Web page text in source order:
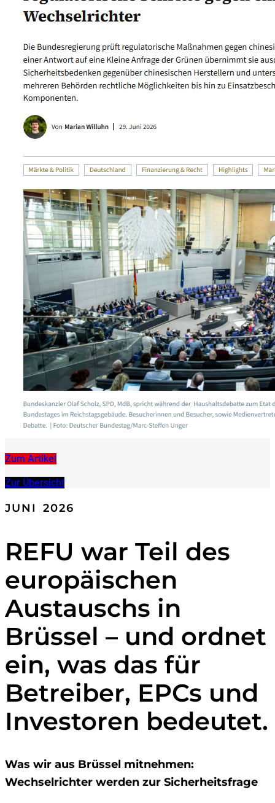
Zum Artikel
Zur Übersicht
JUNI 2026
REFU war Teil des
europäischen
Austauschs in
Brüssel – und ordnet
ein, was das für
Betreiber, EPCs und
Investoren bedeutet.
Was wir aus Brüssel mitnehmen:
Wechselrichter werden zur Sicherheitsfrage